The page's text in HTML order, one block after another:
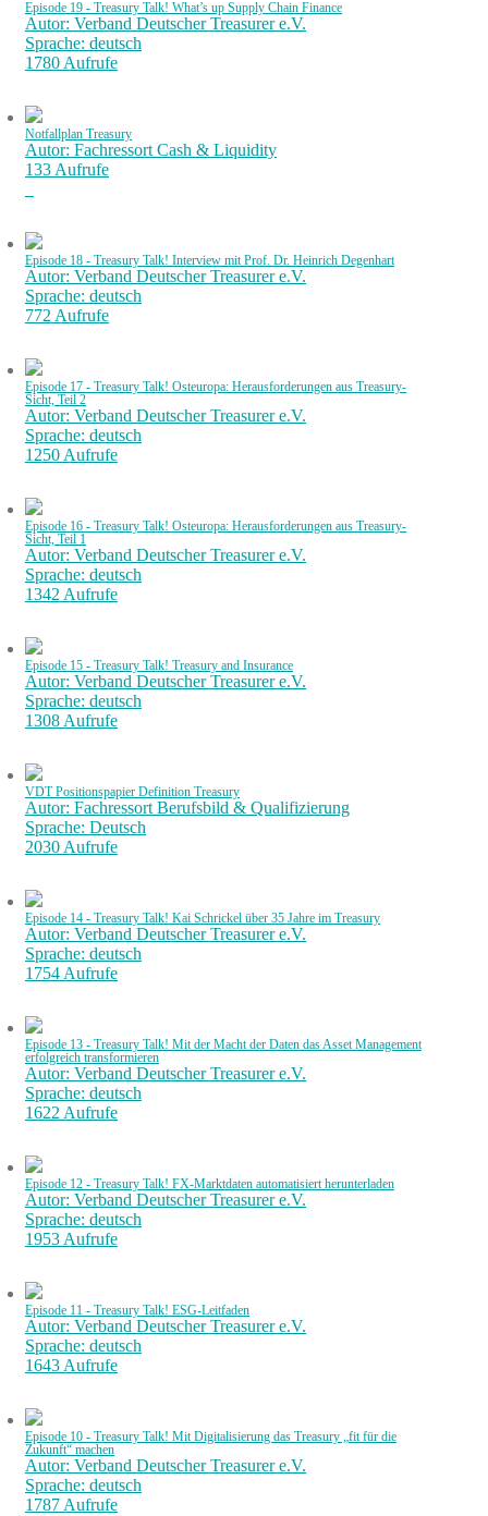
Episode 19 - Treasury Talk! What’s up Supply Chain Finance
Autor: Verband Deutscher Treasurer e.V.
Sprache: deutsch
1780 Aufrufe
Notfallplan Treasury
Autor: Fachressort Cash & Liquidity
133 Aufrufe
Episode 18 - Treasury Talk! Interview mit Prof. Dr. Heinrich Degenhart
Autor: Verband Deutscher Treasurer e.V.
Sprache: deutsch
772 Aufrufe
Episode 17 - Treasury Talk! Osteuropa: Herausforderungen aus Treasury-
Sicht, Teil 2
Autor: Verband Deutscher Treasurer e.V.
Sprache: deutsch
1250 Aufrufe
Episode 16 - Treasury Talk! Osteuropa: Herausforderungen aus Treasury-
Sicht, Teil 1
Autor: Verband Deutscher Treasurer e.V.
Sprache: deutsch
1342 Aufrufe
Episode 15 - Treasury Talk! Treasury and Insurance
Autor: Verband Deutscher Treasurer e.V.
Sprache: deutsch
1308 Aufrufe
VDT Positionspapier Definition Treasury
Autor: Fachressort Berufsbild & Qualifizierung
Sprache: Deutsch
2030 Aufrufe
Episode 14 - Treasury Talk! Kai Schrickel über 35 Jahre im Treasury
Autor: Verband Deutscher Treasurer e.V.
Sprache: deutsch
1754 Aufrufe
Episode 13 - Treasury Talk! Mit der Macht der Daten das Asset Management
erfolgreich transformieren
Autor: Verband Deutscher Treasurer e.V.
Sprache: deutsch
1622 Aufrufe
Episode 12 - Treasury Talk! FX-Marktdaten automatisiert herunterladen
Autor: Verband Deutscher Treasurer e.V.
Sprache: deutsch
1953 Aufrufe
Episode 11 - Treasury Talk! ESG-Leitfaden
Autor: Verband Deutscher Treasurer e.V.
Sprache: deutsch
1643 Aufrufe
Episode 10 - Treasury Talk! Mit Digitalisierung das Treasury „fit für die
Zukunft“ machen
Autor: Verband Deutscher Treasurer e.V.
Sprache: deutsch
1787 Aufrufe